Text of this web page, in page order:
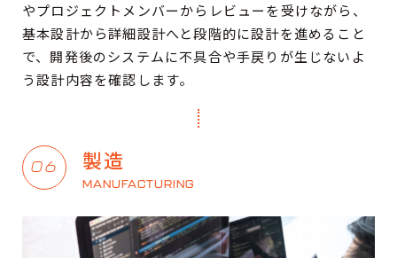
やプロジェクトメンバーからレビューを受けながら、
基本設計から詳細設計へと段階的に設計を進めること
で、開発後のシステムに不具合や手戻りが生じないよ
う設計内容を確認します。
06 製造
MANUFACTURING